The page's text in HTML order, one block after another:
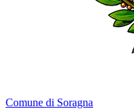
Comune di Soragna